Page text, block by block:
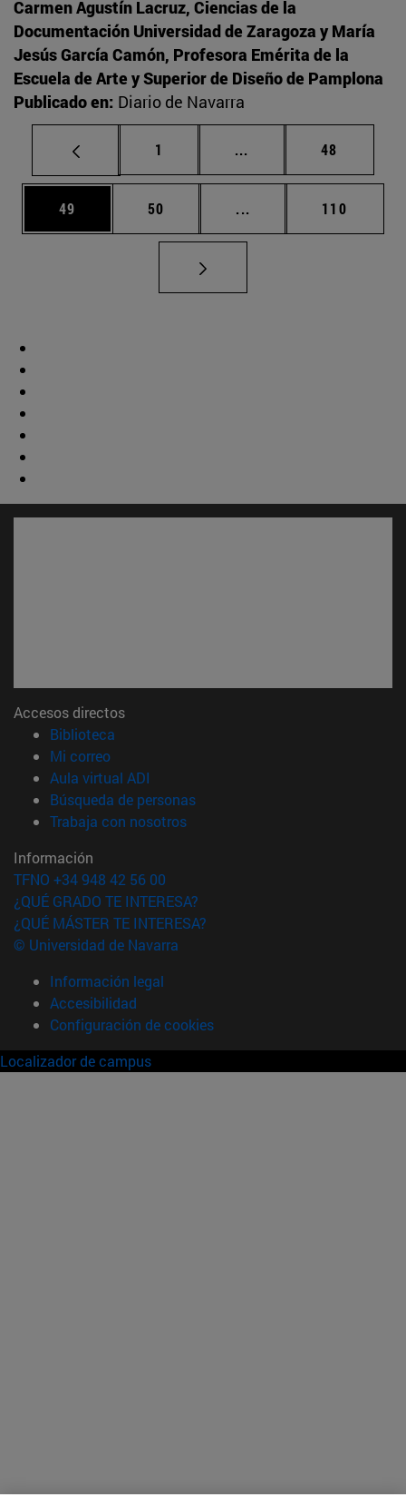
Carmen Agustín Lacruz, Ciencias de la
Documentación Universidad de Zaragoza y María
Jesús García Camón, Profesora Emérita de la
Escuela de Arte y Superior de Diseño de Pamplona
Publicado en: Diario de Navarra
Página
1 ... Páginas intermedias
Página
48
Página
49 Página
50 ... Páginas intermedias
Página
110
Accesos directos
Biblioteca
Mi correo(abre en nueva ventana)
Aula virtual ADI
Búsqueda de personas(abre en nueva ventana)
Trabaja con nosotros(abre en nueva ventana)
Información
TFNO +34 948 42 56 00
¿QUÉ GRADO TE INTERESA?
¿QUÉ MÁSTER TE INTERESA?
© Universidad de Navarra
Información legal
Accesibilidad
Configuración de cookies
Localizador de campus